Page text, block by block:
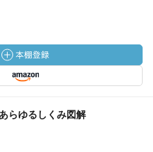
らゆるしくみ図解